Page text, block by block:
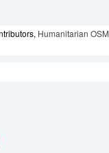
Humanitarian OSM